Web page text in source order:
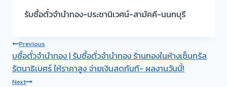
รับซื้อตั๋วจำนำทอง-ประชานิเวศน์-สามัคคี-นนทบุรี
Post
navigation
Previous
บซื้อตั๋วจำนำทอง | รับซื้อตั่วจำนำทอง ร้านทองในห้างเซ็นทรัล
รัตนาธิเบศร์ ให้ราคาสูง จ่ายเงินสดทันที- ผลงานวันนี้!
Next